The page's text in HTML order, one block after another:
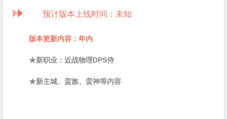
预计版本上线时间：未知
版本更新内容：年内
★新职业：近战物理DPS侍
★新主城、蛮族、蛮神等内容